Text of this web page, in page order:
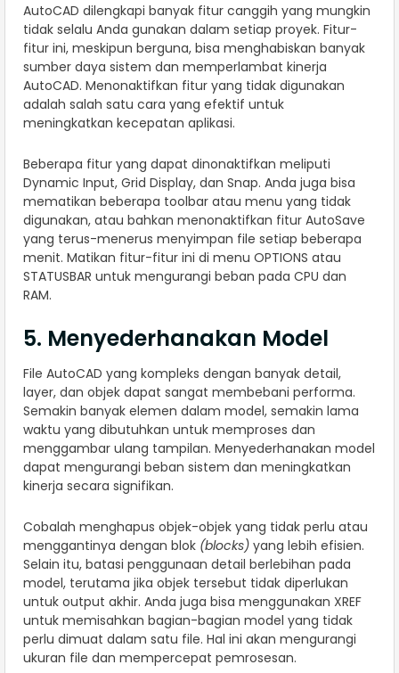
AutoCAD dilengkapi banyak fitur canggih yang mungkin
tidak selalu Anda gunakan dalam setiap proyek. Fitur-
fitur ini, meskipun berguna, bisa menghabiskan banyak
sumber daya sistem dan memperlambat kinerja
AutoCAD. Menonaktifkan fitur yang tidak digunakan
adalah salah satu cara yang efektif untuk
meningkatkan kecepatan aplikasi.
Beberapa fitur yang dapat dinonaktifkan meliputi
Dynamic Input, Grid Display, dan Snap. Anda juga bisa
mematikan beberapa toolbar atau menu yang tidak
digunakan, atau bahkan menonaktifkan fitur AutoSave
yang terus-menerus menyimpan file setiap beberapa
menit. Matikan fitur-fitur ini di menu OPTIONS atau
STATUSBAR untuk mengurangi beban pada CPU dan
RAM.
5. Menyederhanakan Model
File AutoCAD yang kompleks dengan banyak detail,
layer, dan objek dapat sangat membebani performa.
Semakin banyak elemen dalam model, semakin lama
waktu yang dibutuhkan untuk memproses dan
menggambar ulang tampilan. Menyederhanakan model
dapat mengurangi beban sistem dan meningkatkan
kinerja secara signifikan.
Cobalah menghapus objek-objek yang tidak perlu atau
menggantinya dengan blok (blocks) yang lebih efisien.
Selain itu, batasi penggunaan detail berlebihan pada
model, terutama jika objek tersebut tidak diperlukan
untuk output akhir. Anda juga bisa menggunakan XREF
untuk memisahkan bagian-bagian model yang tidak
perlu dimuat dalam satu file. Hal ini akan mengurangi
ukuran file dan mempercepat pemrosesan.